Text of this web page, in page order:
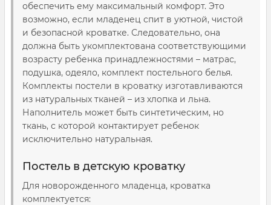
обеспечить ему максимальный комфорт. Это
возможно, если младенец спит в уютной, чистой
и безопасной кроватке. Следовательно, она
должна быть укомплектована соответствующими
возрасту ребенка принадлежностями – матрас,
подушка, одеяло, комплект постельного белья.
Комплекты постели в кроватку изготавливаются
из натуральных тканей – из хлопка и льна.
Наполнитель может быть синтетическим, но
ткань, с которой контактирует ребенок
исключительно натуральная.
Постель в детскую кроватку
Для новорожденного младенца, кроватка
комплектуется: